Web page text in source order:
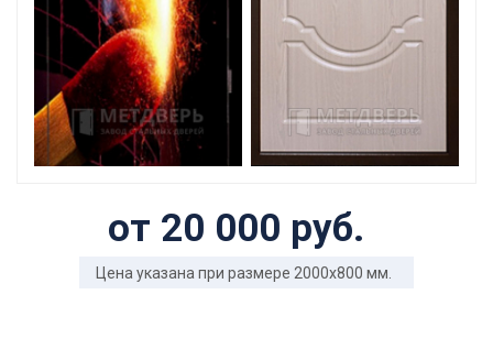
от 20 000 руб.
Цена указана при размере 2000x800 мм.